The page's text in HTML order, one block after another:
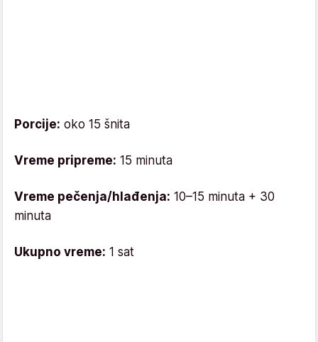
Porcije: oko 15 šnita
Vreme pripreme: 15 minuta
Vreme pečenja/hlađenja: 10–15 minuta + 30
minuta
Ukupno vreme: 1 sat